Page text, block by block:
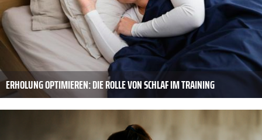
ERHOLUNG OPTIMIEREN: DIE ROLLE VON SCHLAF IM TRAINING